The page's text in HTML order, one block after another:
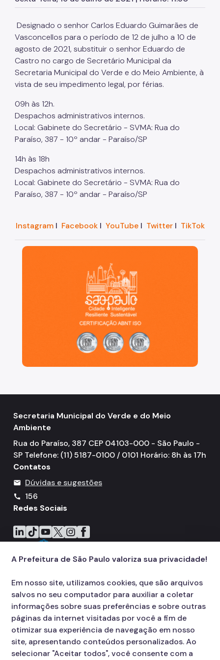
Herbário Municipal
Parques Urbanos
Parques Concessionados
Unidades de Conservação
Trilha Interparques
Educação Ambiental UMAPAZ
Programação
Planetários
Planejamento Ambiental
Patrimônio Ambiental
Licenciamento Ambiental
Licenciamento Ambiental Industrial
Licenciamento Ambiental Não-Industrial
Áreas Contaminadas
Estudos Ambientais
Motogeradores
IPVA
Fiscalização Ambiental
Defesa e Valorização Ambiental
Comitê do Clima
Inventário de GEE
Plano de Ação Climática
COMFROTA-SP
Planos
Mata Atlântica
Designado o senhor Carlos Eduardo Guimarães de
Vasconcellos para o período de 12 de julho a 10 de
agosto de 2021, substituir o senhor Eduardo de
Castro no cargo de Secretário Municipal da
Secretaria Municipal do Verde e do Meio Ambiente, à
vista de seu impedimento legal, por férias.
09h às 12h.
Despachos administrativos internos.
Local: Gabinete do Secretário - SVMA: Rua do
Paraíso, 387 - 10º andar - Paraíso/SP
14h às 18h
Despachos administrativos internos.
Local: Gabinete do Secretário - SVMA: Rua do
Paraíso, 387 - 10º andar - Paraíso/SP
InstagramI FacebookI YouTubeI TwitterI TikTok
São Paulo, cidade inteligente, resiliente e sustentável
Secretaria Municipal do Verde e do Meio
Ambiente
Rua do Paraíso, 387 CEP 04103-000 - São Paulo -
SP Telefone: (11) 5187-0100 / 0101 Horário: 8h às 17h
Contatos
mail Dúvidas e sugestões
call
156
Redes Sociais
Icone do LinkedIn
Icone do TikTok
Icone do YouTube
Icone do X
Icone do Instagram
Icone do Facebook
A Prefeitura de São Paulo valoriza sua privacidade!
Em nosso site, utilizamos cookies, que são arquivos
salvos no seu computador para auxiliar a coletar
informações sobre suas preferências e sobre outras
páginas da internet visitadas por você a fim de
otimizar sua experiência de navegação em nosso
site, apresentando conteúdos personalizados. Ao
selecionar "Aceitar todos", você consente com a